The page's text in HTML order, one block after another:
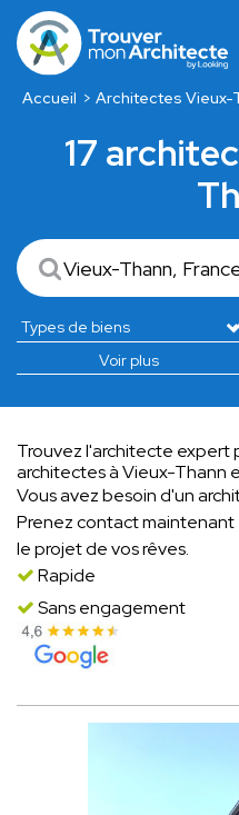
Accueil Architectes Vieux-
17
Voir plus
Trouvez l'architecte expert
architectes à Vieux-Thann
Vous avez besoin d'un
Prenez contact
le projet de vos rêves.
Rapide
Sans engagement